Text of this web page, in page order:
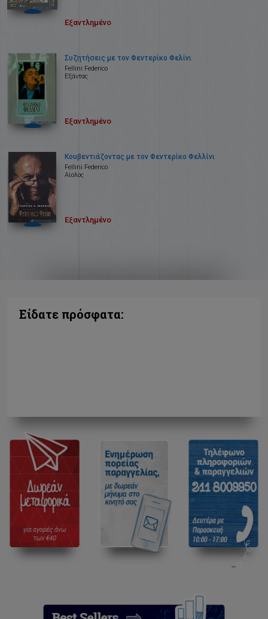
Εξαντλημένο
Συζητήσεις με τον Φεντερίκο Φελίνι
Fellini Federico
Εξάντας
Εξαντλημένο
Κουβεντιάζοντας με τον Φεντερίκο Φελλίνι
Fellini Federico
Αίολος
Εξαντλημένο
Είδατε πρόσφατα: